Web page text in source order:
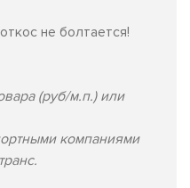
не бoлтаетcя!
(руб/м.п.) или
компаниями